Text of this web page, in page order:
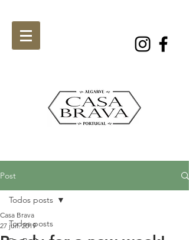
Post
Todos posts
Todos posts
Casa Brava
27 juil. 2019